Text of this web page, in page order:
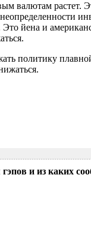
валютам растет.
йена и
политику
и из каких